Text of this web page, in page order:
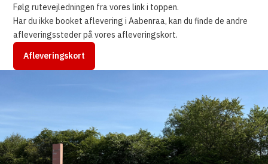
Følg rutevejledningen fra vores link i toppen.
Har du ikke booket aflevering i Aabenraa, kan du finde de andre
afleveringssteder på vores afleveringskort.
Afleveringskort